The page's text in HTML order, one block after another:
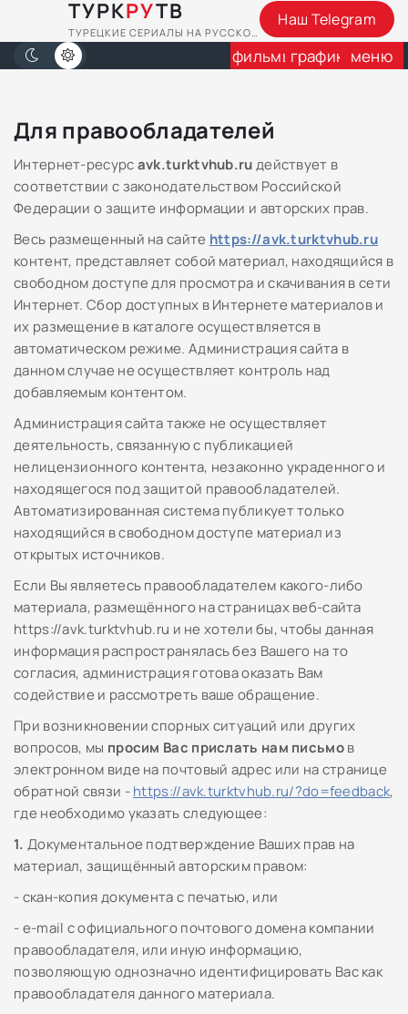
ТУРКРУТВ
ТУРЕЦКИЕ СЕРИАЛЫ НА РУССКОМ
Наш Telegram
фильмыграфик меню
Для правообладателей
Интернет-ресурсavk.turktvhub.ruдействует в
соответствии с законодательством Российской
Федерации о защите информации и авторских прав.
Весь размещенный на сайте https://avk.turktvhub.ru
контент, представляет собой материал, находящийся в
свободном доступе для просмотра и скачивания в сети
Интернет. Сбор доступных в Интернете материалов и
их размещение в каталоге осуществляется в
автоматическом режиме. Администрация сайта в
данном случае не осуществляет контроль над
добавляемым контентом.
Администрация сайта также не осуществляет
деятельность, связанную с публикацией
нелицензионного контента, незаконно украденного и
находящегося под защитой правообладателей.
Автоматизированная система публикует только
находящийся в свободном доступе материал из
открытых источников.
Если Вы являетесь правообладателем какого-либо
материала, размещённого на страницах веб-сайта
https://avk.turktvhub.ru и не хотели бы, чтобы данная
информация распространялась без Вашего на то
согласия, администрация готова оказать Вам
содействие и рассмотреть ваше обращение.
При возникновении спорных ситуаций или других
вопросов, мы просим Вас прислать нам письмов
электронном виде на почтовый адрес или на странице
обратной связи -https://avk.turktvhub.ru/?do=feedback,
где необходимо указать следующее:
1. Документальное подтверждение Ваших прав на
материал, защищённый авторским правом:
- скан-копия документа с печатью, или
- e-mail с официального почтового домена компании
правообладателя, или иную информацию,
позволяющую однозначно идентифицировать Вас как
правообладателя данного материала.